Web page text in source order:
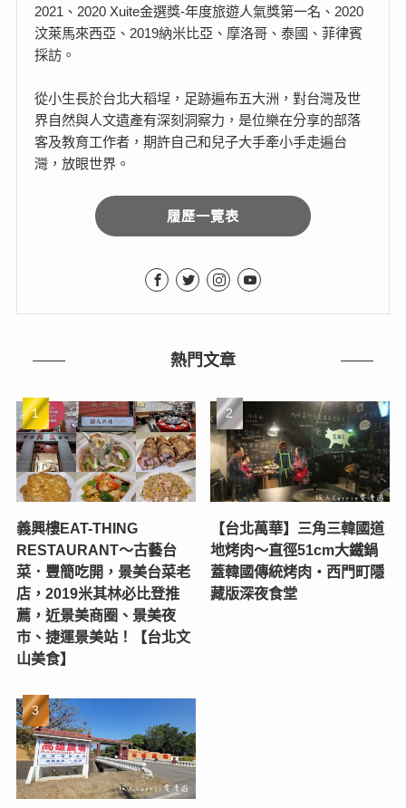
2021、2020 Xuite金選獎-年度旅遊人氣獎第一名、2020
汶萊馬來西亞、2019納米比亞、摩洛哥、泰國、菲律賓
採訪。
從小生長於台北大稻埕，足跡遍布五大洲，對台灣及世
界自然與人文遺產有深刻洞察力，是位樂在分享的部落
客及教育工作者，期許自己和兒子大手牽小手走遍台
灣，放眼世界。
履歷一覽表
熱門文章
義興樓EAT-THING
RESTAURANT〜古藝台
菜．豐簡吃開，景美台菜老
店，2019米其林必比登推
薦，近景美商圈、景美夜
市、捷運景美站！【台北文
山美食】
【台北萬華】三角三韓國道
地烤肉～直徑51cm大鐵鍋
蓋韓國傳統烤肉‧西門町隱
藏版深夜食堂